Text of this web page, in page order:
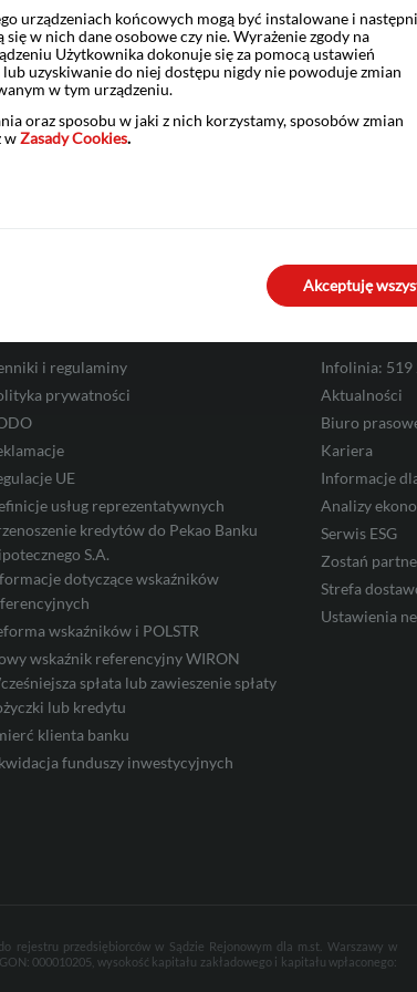
i regulaminy
prywatności
UE
usług reprezentatywnych
kredytów do Pekao Banku
S.A.
dotyczące wskaźników
wskaźników i POLSTR
wskaźnik referencyjny WIRON
spłata lub zawieszenie spłaty
lub kredytu
klienta banku
funduszy inwestycyjnych
Infolinia: 519
Aktualności
Biuro
Kariera
Informacje
Analizy
Serwis ESG
Zostań
Strefa
Ustawienia
rejestru przedsiębiorców w Sądzie Rejonowym dla m.st. Warszawy w
000010205, wysokość kapitału zakładowego i kapitału wpłaconego:
urządzeniach końcowych mogą być instalowane i
w nich dane osobowe czy nie. Wyrażenie zgody na
Użytkownika dokonuje się za pomocą ustawień
uzyskiwanie do niej dostępu nigdy nie powoduje zmian
w tym urządzeniu.
oraz sposobu w jaki z nich korzystamy, sposobów zmian
wZasady Cookies.
Akceptuję